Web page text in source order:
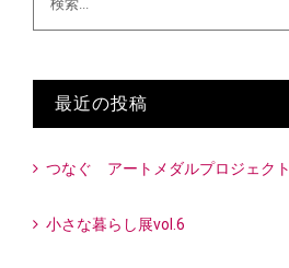
最近の投稿
つなぐ アートメダルプロジェクト
小さな暮らし展vol.6